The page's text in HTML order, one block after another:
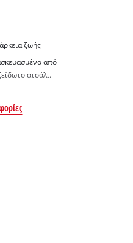
ζωής
από
ατσάλι.